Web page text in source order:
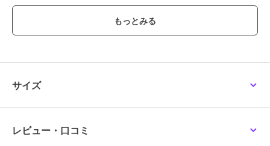
【特徴】
メイン開閉は、マグネット仕様に。
ショルダーベルトは調整出来ます。
├ファスナー付きポケット1
21.5cm（閉じた時）【下辺】約28cm / マチ：約13cm
サイズ
レビュー・口コミ